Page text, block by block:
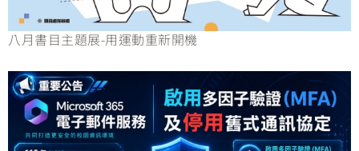
八月書目主題展-用運動重新開機